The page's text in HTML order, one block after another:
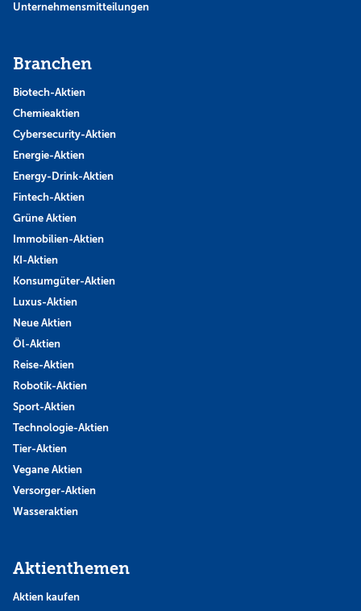
Unternehmensmitteilungen
Branchen
Biotech-Aktien
Chemieaktien
Cybersecurity-Aktien
Energie-Aktien
Energy-Drink-Aktien
Fintech-Aktien
Grüne Aktien
Immobilien-Aktien
KI-Aktien
Konsumgüter-Aktien
Luxus-Aktien
Neue Aktien
Öl-Aktien
Reise-Aktien
Robotik-Aktien
Sport-Aktien
Technologie-Aktien
Tier-Aktien
Vegane Aktien
Versorger-Aktien
Wasseraktien
Aktienthemen
Aktien kaufen